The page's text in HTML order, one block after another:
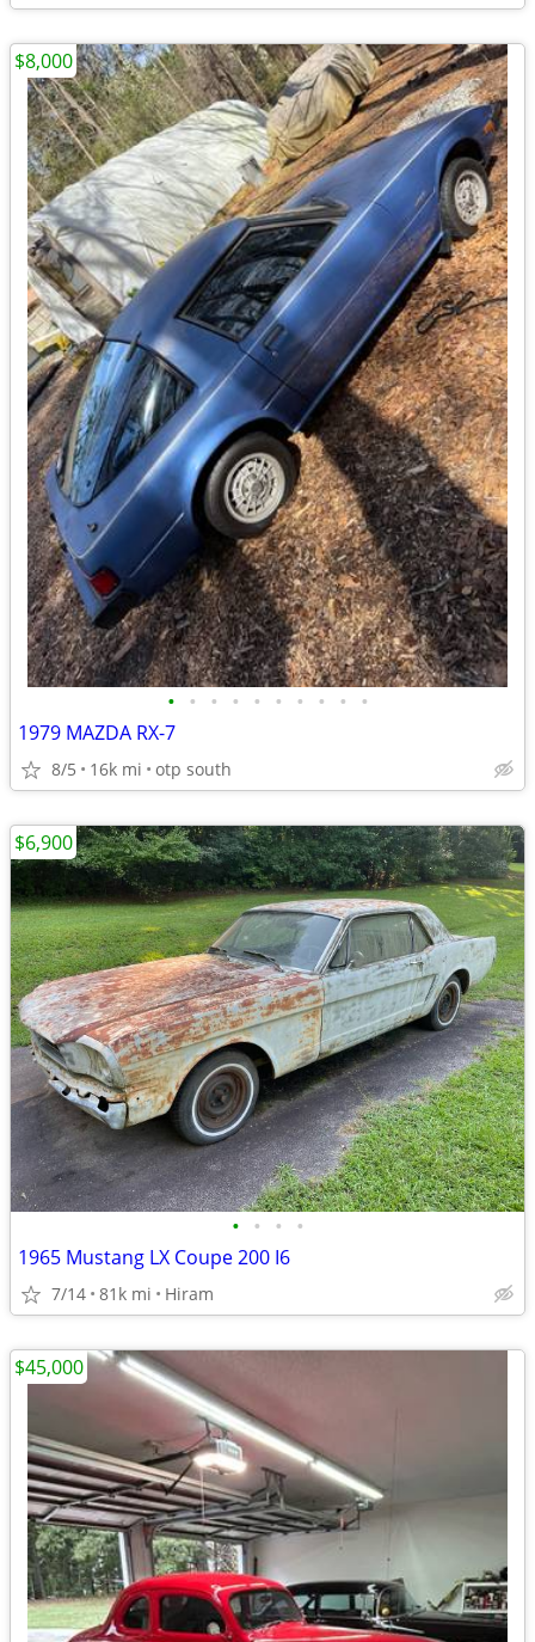
• • • • • • • • • •
1979 MAZDA RX-7
8/5 16k mi otp south
$8,000
• • • •
1965 Mustang LX Coupe 200 I6
7/14 81k mi Hiram
$6,900
$45,000